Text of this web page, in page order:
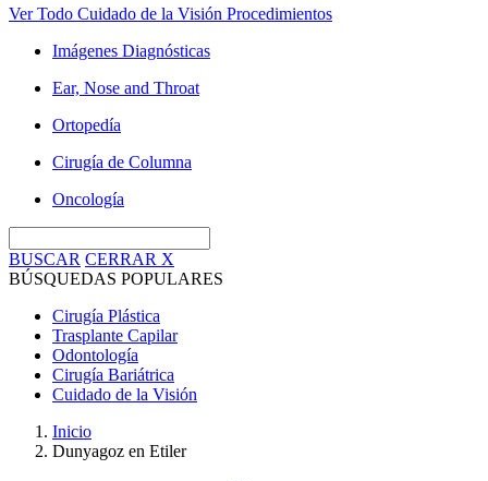
Ver Todo Cuidado de la Visión Procedimientos
Imágenes Diagnósticas
Ear, Nose and Throat
Ortopedía
Cirugía de Columna
Oncología
BUSCAR CERRAR X
BÚSQUEDAS POPULARES
Cirugía Plástica
Trasplante Capilar
Odontología
Cirugía Bariátrica
Cuidado de la Visión
Inicio
Dunyagoz en Etiler